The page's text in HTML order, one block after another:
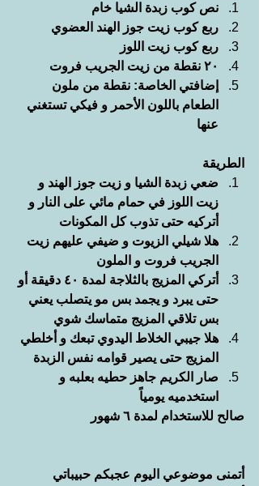
نص كوب زبدة الشيا خام
ربع كوب زيت جوز الهند العضوي
ربع كوب زيت اللوز
٢٠ نقطة من زيت الجريب فروت
إضافتي الخاصة: نقطة من ملون
الطعام باللون الأحمر و فيكي تستغني
عنها
الطريقة
ضعي زبدة الشيا و زيت جوز الهند و
زيت اللوز في حمام مائي على النار و
أتركيه حتى تذوب كل المكونات
هلا شيلي الزيوت و ضيفي عليهم زيت
الجريب فروت و الملون
أتركي المزيج بالثلاجة لمدة ٤٠ دقيقة أو
حتى يبرد و يجمد بس مو يتصلب يعني
بس تلاقي المزيج متماسك شوي
هلا جيبي الخلاط اليدوي تبعك و أخلطي
المزيج حتى يصير قوامه نفس الزبدة
صار الكريم جاهز حطيه بعلبه و
استخدميه يومياً
صالح للاستخدام لمدة ٦ شهور
أتمنى موضوعي اليوم عجبكم حبيباتي